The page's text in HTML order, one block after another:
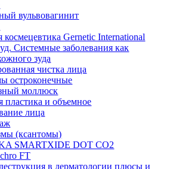
вульвовагинит
космецевтика Gernetic International
Системные заболевания как
зуда
чистка лица
остроконечные
моллюск
пластика и объемное
лица
(ксантомы)
SMARTXIDE DOT CO2
FT
в дерматологии плюсы и